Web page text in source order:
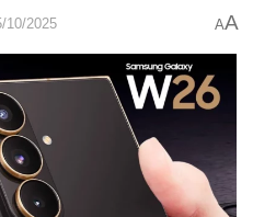
10/2025 AA